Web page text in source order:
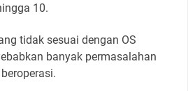
10.
tidak sesuai dengan OS
banyak permasalahan